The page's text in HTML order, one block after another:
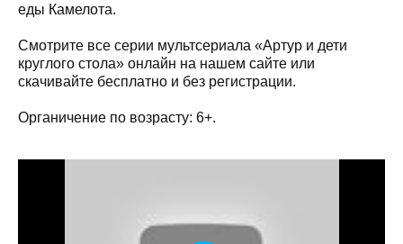
еды Камелота.
Смотрите все серии мультсериала «Артур и дети
круглого стола» онлайн на нашем сайте или
скачивайте бесплатно и без регистрации.
Органичение по возрасту: 6+.